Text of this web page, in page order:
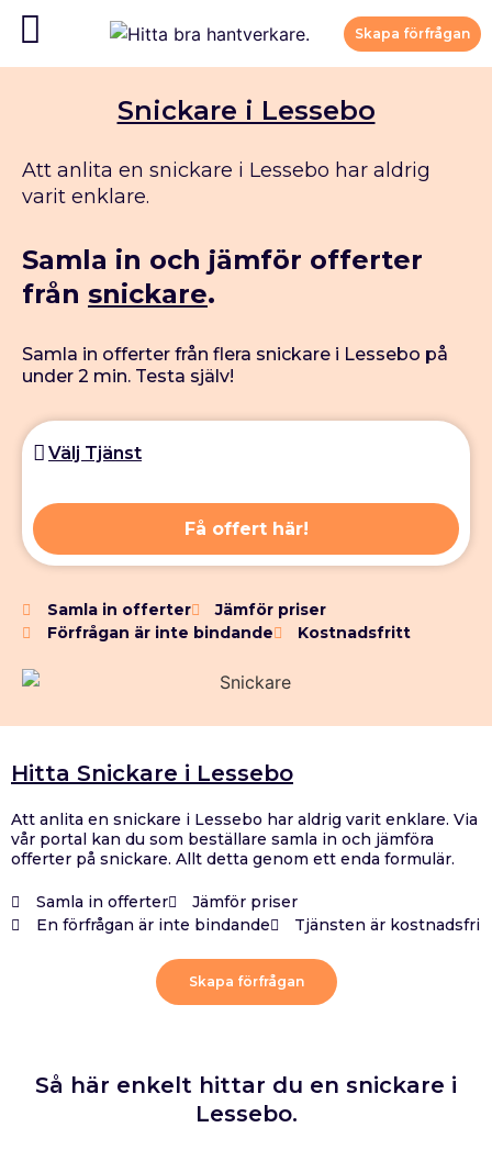
Skapa förfrågan
Snickare i Lessebo
Att anlita en snickare i Lessebo har aldrig
varit enklare.
Samla in och jämför offerter
från snickare.
Samla in offerter från flera snickare i Lessebo på
under 2 min. Testa själv!
Få offert här!
Samla in offerter
Jämför priser
Förfrågan är inte bindande
Kostnadsfritt
Hitta Snickare i Lessebo
Att anlita en snickare i Lessebo har aldrig varit enklare. Via
vår portal kan du som beställare samla in och jämföra
offerter på snickare. Allt detta genom ett enda formulär.
Samla in offerter
Jämför priser
En förfrågan är inte bindande
Tjänsten är kostnadsfri
Skapa förfrågan
Så här enkelt hittar du en snickare i
Lessebo.